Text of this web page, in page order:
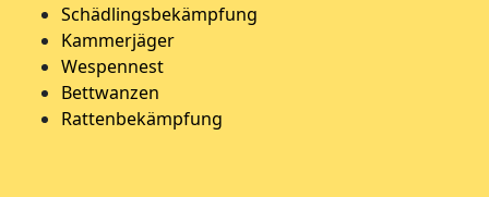
Schädlingsbekämpfung
Kammerjäger
Wespennest
Bettwanzen
Rattenbekämpfung